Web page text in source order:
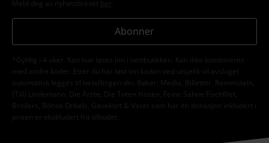
Meld deg av nyhetsbrevet her
Abonner
*Gyldig i 4 uker. Kan kun løses inn i nettbutikken. Kan ikke kombineres
med andre koder. Etter du har løst inn koden ved utsjekk vil avslaget
automatisk legges til bestillingen din. Bøker, Media, Billetter, Rammstein,
(Till) Lindemann, Die Ärzte, Die Toten Hosen, Feine Sahne Fischfilet,
Broilers, Böhse Onkelz, Gavekort & Varer som har en donasjon inkludert i
prisen er ekskludert fra tilbudet.